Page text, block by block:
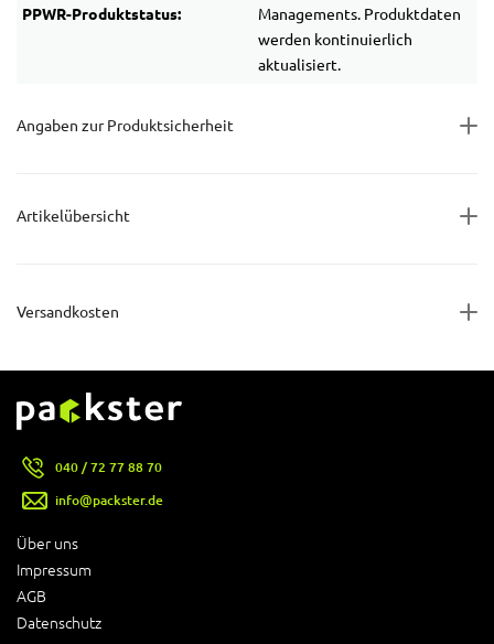
PPWR-Produktstatus:
Managements. Produktdaten
werden kontinuierlich
aktualisiert.
Angaben zur Produktsicherheit
Artikelübersicht
Versandkosten
Über uns
Impressum
AGB
Datenschutz
040 / 72 77 88 70
info@packster.de